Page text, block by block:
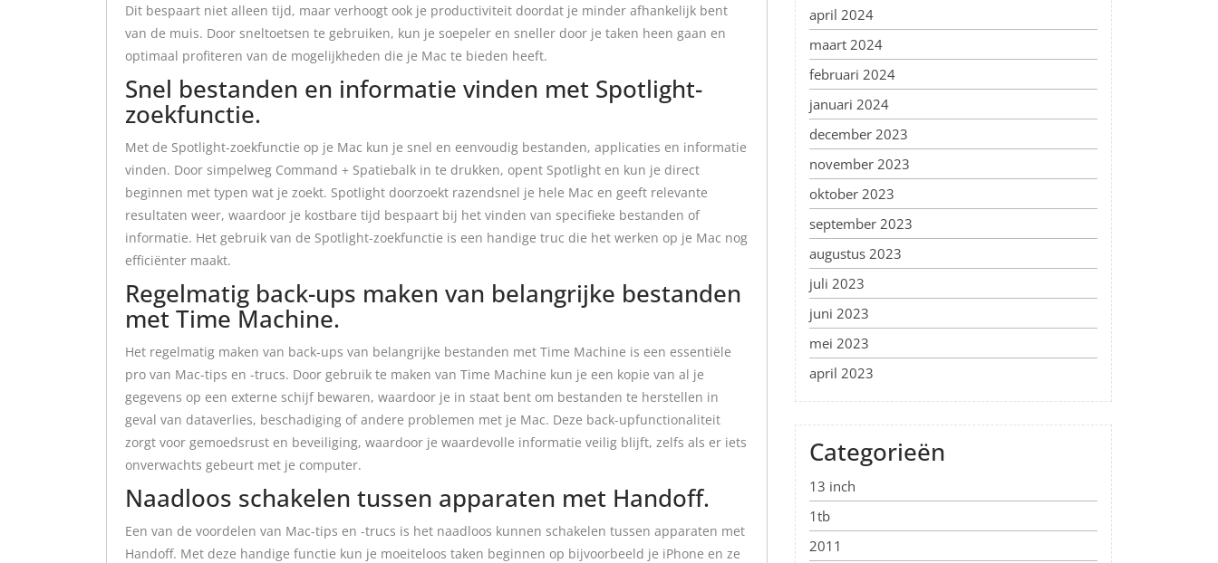
Dit bespaart niet alleen tijd, maar verhoogt ook je productiviteit doordat je minder afhankelijk bent
van de muis. Door sneltoetsen te gebruiken, kun je soepeler en sneller door je taken heen gaan en
optimaal profiteren van de mogelijkheden die je Mac te bieden heeft.
Snel bestanden en informatie vinden met Spotlight-
zoekfunctie.
Met de Spotlight-zoekfunctie op je Mac kun je snel en eenvoudig bestanden, applicaties en informatie
vinden. Door simpelweg Command + Spatiebalk in te drukken, opent Spotlight en kun je direct
beginnen met typen wat je zoekt. Spotlight doorzoekt razendsnel je hele Mac en geeft relevante
resultaten weer, waardoor je kostbare tijd bespaart bij het vinden van specifieke bestanden of
informatie. Het gebruik van de Spotlight-zoekfunctie is een handige truc die het werken op je Mac nog
efficiënter maakt.
Regelmatig back-ups maken van belangrijke bestanden
met Time Machine.
Het regelmatig maken van back-ups van belangrijke bestanden met Time Machine is een essentiële
pro van Mac-tips en -trucs. Door gebruik te maken van Time Machine kun je een kopie van al je
gegevens op een externe schijf bewaren, waardoor je in staat bent om bestanden te herstellen in
geval van dataverlies, beschadiging of andere problemen met je Mac. Deze back-upfunctionaliteit
zorgt voor gemoedsrust en beveiliging, waardoor je waardevolle informatie veilig blijft, zelfs als er iets
onverwachts gebeurt met je computer.
Naadloos schakelen tussen apparaten met Handoff.
Een van de voordelen van Mac-tips en -trucs is het naadloos kunnen schakelen tussen apparaten met
Handoff. Met deze handige functie kun je moeiteloos taken beginnen op bijvoorbeeld je iPhone en ze
april 2024
maart 2024
februari 2024
januari 2024
december 2023
november 2023
oktober 2023
september 2023
augustus 2023
juli 2023
juni 2023
mei 2023
april 2023
Categorieën
13 inch
1tb
2011